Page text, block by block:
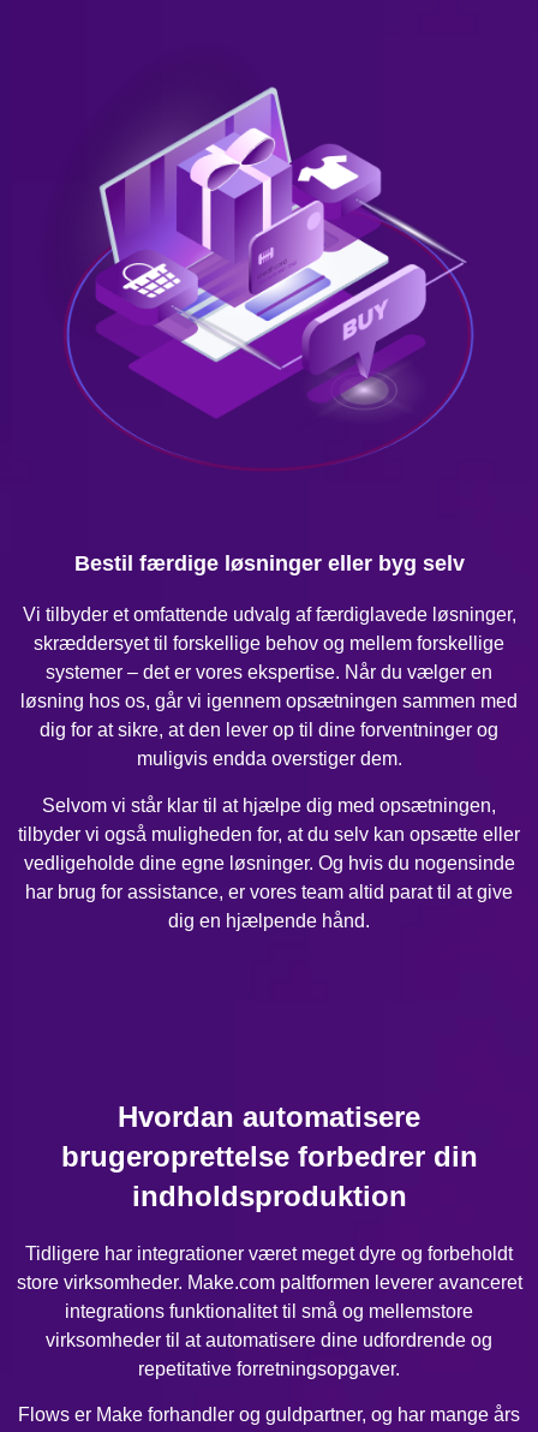
Bestil færdige løsninger eller byg selv
Vi tilbyder et omfattende udvalg af færdiglavede løsninger,
skræddersyet til forskellige behov og mellem forskellige
systemer – det er vores ekspertise. Når du vælger en
løsning hos os, går vi igennem opsætningen sammen med
dig for at sikre, at den lever op til dine forventninger og
muligvis endda overstiger dem.
Selvom vi står klar til at hjælpe dig med opsætningen,
tilbyder vi også muligheden for, at du selv kan opsætte eller
vedligeholde dine egne løsninger. Og hvis du nogensinde
har brug for assistance, er vores team altid parat til at give
dig en hjælpende hånd.
Hvordan automatisere
brugeroprettelse forbedrer din
indholdsproduktion
Tidligere har integrationer været meget dyre og forbeholdt
store virksomheder. Make.com paltformen leverer avanceret
integrations funktionalitet til små og mellemstore
virksomheder til at automatisere dine udfordrende og
repetitative forretningsopgaver.
Flows er Make forhandler og guldpartner, og har mange års